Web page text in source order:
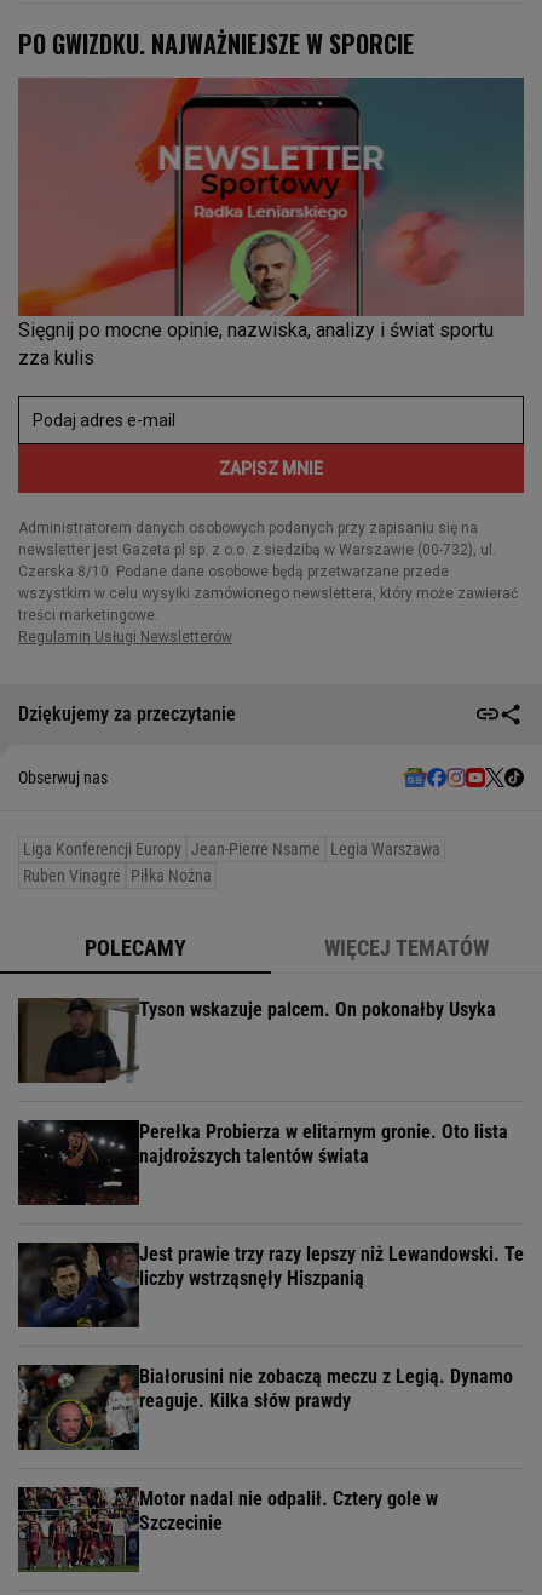
Dziękujemy za przeczytanie
Obserwuj nas
Liga Konferencji Europy Jean-Pierre Nsame
Legia Warszawa
Ruben Vinagre
Piłka Nożna
POLECAMY WIĘCEJ TEMATÓW
Tyson wskazuje palcem. On pokonałby Usyka
Perełka Probierza w elitarnym gronie. Oto lista
najdroższych talentów świata
Jest prawie trzy razy lepszy niż Lewandowski. Te
liczby wstrząsnęły Hiszpanią
Białorusini nie zobaczą meczu z Legią. Dynamo
reaguje. Kilka słów prawdy
Motor nadal nie odpalił. Cztery gole w
Szczecinie